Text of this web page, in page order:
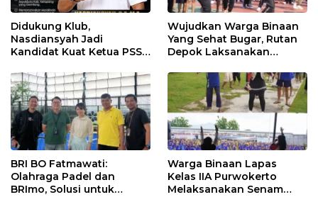
Didukung Klub,
Nasdiansyah Jadi
Kandidat Kuat Ketua PSSI
Wujudkan Warga Binaan
Yang Sehat Bugar, Rutan
Depok Laksanakan
BRI BO Fatmawati:
Olahraga Padel dan
BRImo, Solusi untuk
Warga Binaan Lapas
Kelas IIA Purwokerto
Melaksanakan Senam